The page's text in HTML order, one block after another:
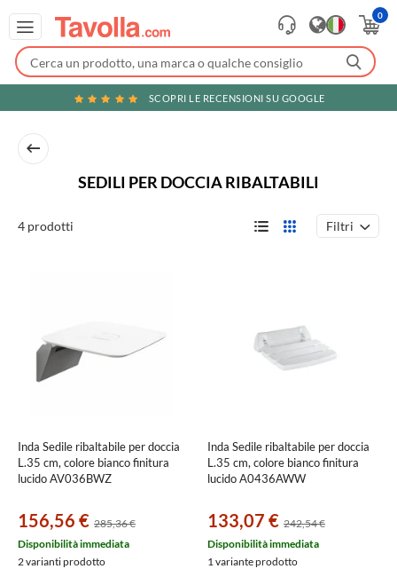
0
SCOPRI LE RECENSIONI SU GOOGLE
SEDILI PER DOCCIA RIBALTABILI
4 prodotti Filtri
Inda Sedile ribaltabile per doccia
L.35 cm, colore bianco finitura
lucido AV036BWZ
156,56 € 285,36 €
Disponibilità immediata
2 varianti prodotto
Inda Sedile ribaltabile per doccia
L.35 cm, colore bianco finitura
lucido A0436AWW
133,07 € 242,54 €
Disponibilità immediata
1 variante prodotto